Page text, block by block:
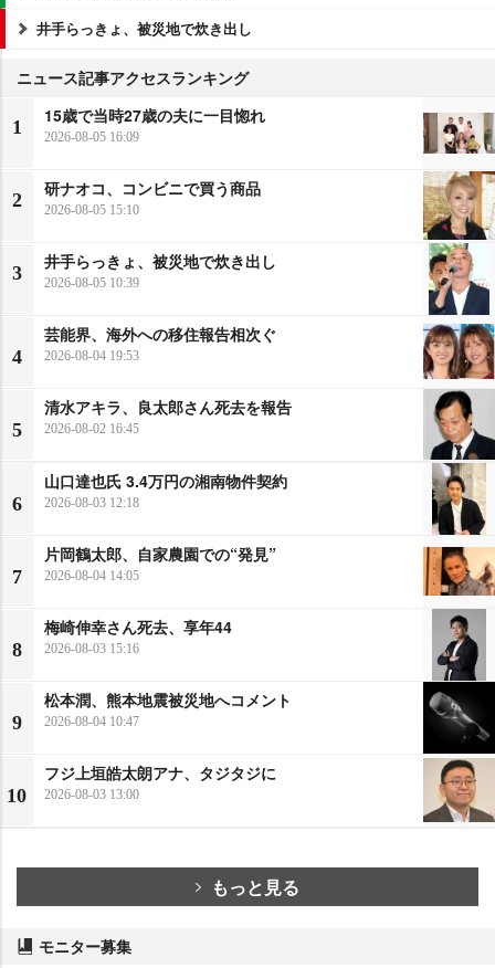
井手らっきょ、被災地で炊き出し
ニュース記事アクセスランキング
1
15歳で当時27歳の夫に一目惚れ
2026-08-05 16:09
2
研ナオコ、コンビニで買う商品
2026-08-05 15:10
3
井手らっきょ、被災地で炊き出し
2026-08-05 10:39
4
芸能界、海外への移住報告相次ぐ
2026-08-04 19:53
5
清水アキラ、良太郎さん死去を報告
2026-08-02 16:45
6
山口達也氏 3.4万円の湘南物件契約
2026-08-03 12:18
7
片岡鶴太郎、自家農園での“発見”
2026-08-04 14:05
8
梅崎伸幸さん死去、享年44
2026-08-03 15:16
9
松本潤、熊本地震被災地へコメント
2026-08-04 10:47
10
フジ上垣皓太朗アナ、タジタジに
2026-08-03 13:00
もっと見る
モニター募集